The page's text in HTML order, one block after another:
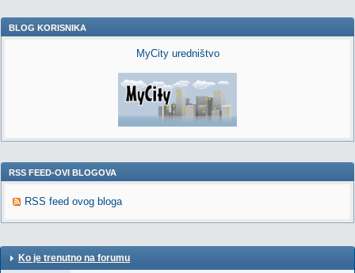
BLOG KORISNIKA
MyCity uredništvo
RSS FEED-OVI BLOGOVA
RSS feed ovog bloga
Ko je trenutno na forumu